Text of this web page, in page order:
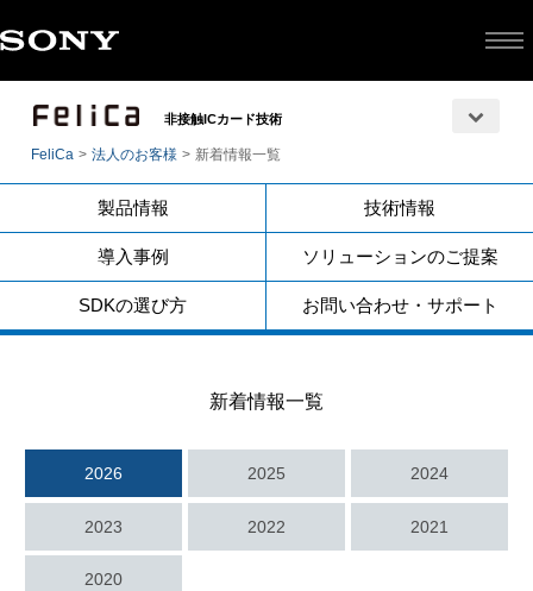
非接触ICカード技術
FeliCa 法人のお客様 新着情報一覧
製品情報 技術情報
導入事例 ソリューションのご提案
SDKの選び方 お問い合わせ・サポート
新着情報一覧
2026 2025 2024
2023 2022 2021
2020